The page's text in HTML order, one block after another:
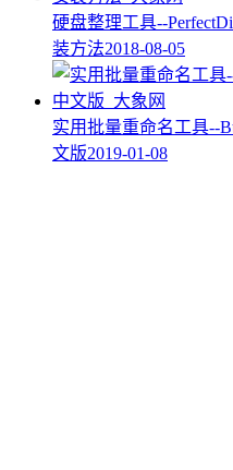
硬盘整理工具--
装方法2018-08-05
实用批量重命名工具--
文版2019-01-08